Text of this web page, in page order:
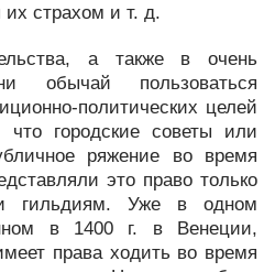
страхом и т. д.
а также в очень
обычай пользоваться
политических целей
городские советы или
ряжение во время
это право только
гильдиям. Уже в одном
в 1400 г. в Венеции,
права ходить во время